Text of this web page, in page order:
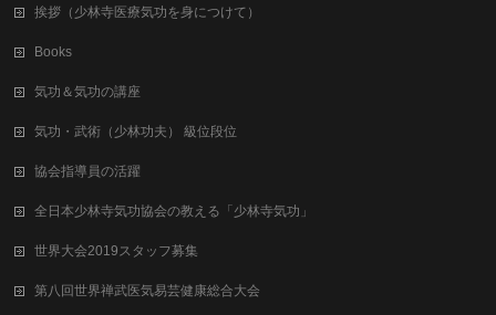
挨拶（少林寺医療気功を身につけて）
Books
気功＆気功の講座
気功・武術（少林功夫） 級位段位
協会指導員の活躍
全日本少林寺気功協会の教える「少林寺気功」
世界大会2019スタッフ募集
第八回世界禅武医気易芸健康総合⼤会